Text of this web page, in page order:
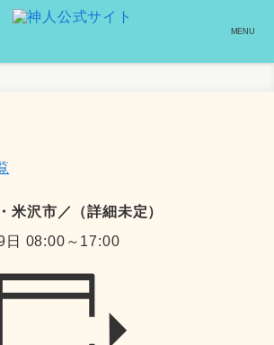
MENU
米沢市／（詳細未定）
日 08:00 ～ 17:00